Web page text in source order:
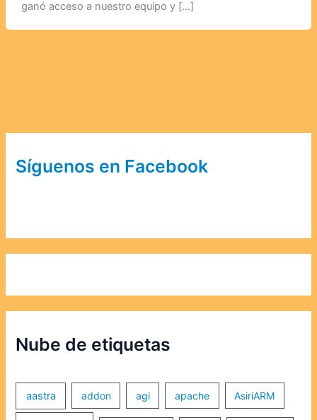
ganó acceso a nuestro equipo y […]
Síguenos en Facebook
Nube de etiquetas
aastra addon agi apache AsiriARM